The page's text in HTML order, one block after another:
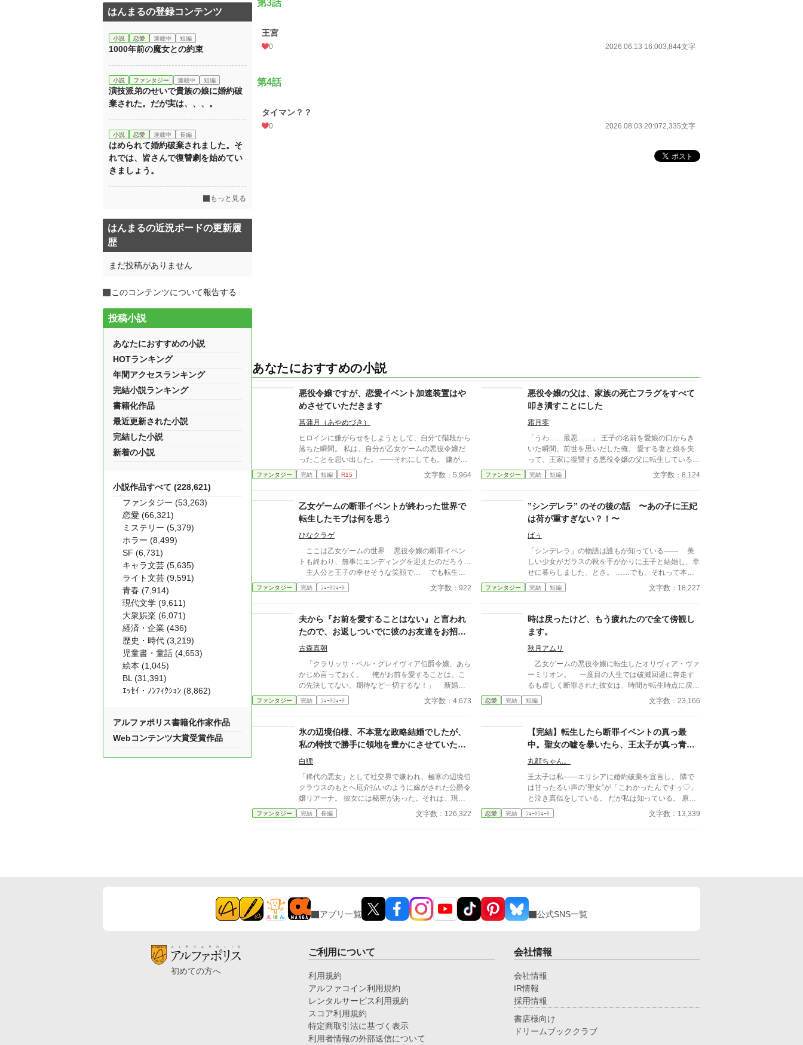
第3話
王宮
0 2026.06.13 16:003,844文字
第4話
タイマン？？
0 2026.08.03 20:072,335文字
あなたにおすすめの小説
悪役令嬢ですが、恋愛イベント加速装置はや
めさせていただきます
菖蒲月（あやめづき）
ヒロインに嫌がらせをしようとして、自分で階段から
落ちた瞬間。 私は、自分が乙女ゲームの悪役令嬢だ
ったことを思い出した。 ――それにしても。 嫌がら
せをする度に攻略対象達との仲が深まるなんて、こち
ら完全に“恋愛イベント加速装置”では？ そんな気持ち
結果、何故か周囲の様子が変わり始めて――。 ※
「小説家になろう」でも投稿しています。
ファンタジー 完結 短編 R15 文字数：5,964
悪役令嬢の父は、家族の死亡フラグをすべて
叩き潰すことにした
霜月零
「うわ……最悪……」 王子の名前を愛娘の口からき
いた瞬間、前世を思いだした俺。 愛する妻と娘を失
って、王家に復讐する悪役令嬢の父に転生していると
気づいてしまった。 気付いたなら、妻と娘の死亡フ
ラグは破壊するよ。 まだ二人とも生きてるからね。
載中
ファンタジー 完結 短編 文字数：8,124
乙女ゲームの断罪イベントが終わった世界で
転生したモブは何を思う
ひなクラゲ
ここは乙女ゲームの世界 悪役令嬢の断罪イベン
トも終わり、無事にエンディングを迎えたのだろう…
主人公と王子の幸せそうな笑顔で… でも転生者
であるモブは思う きっとこのまま幸福なまま終わ
る筈がないと…
ファンタジー 完結 ｼｮｰﾄｼｮｰﾄ 文字数：922
”シンデレラ” のその後の話 〜あの子に王妃
は荷が重すぎない？！〜
ばぅ
「シンデレラ」の物語は誰もが知っている—— 美
しい少女がガラスの靴を手がかりに王子と結婚し、幸
せに暮らしました、とさ。 ……でも、それって本当
にハッピーエンド？ 気がつけば、私は義理の姉と
してこの物語の中に転生していた。しかも、シンデレ
このままだと、エラ（シンデレラ）は確かに王子と
結婚するけど、その後待っているのは不幸な未来。王
宮での嫁いびり、王子の無関心、そして孤独——。
こんなエンディング、認められるわけない！ 私
は舞踏会をブッチして、魔法使いの弟子になった。エ
ラを救うために。だけど予想外の魔法の呪文、クセの
強すぎる師匠、そして最悪なことに……！？ エラ
の幸せを取り戻すため、義理姉のドタバタ救出劇が
今、幕を開ける！ 果たして本当のハッピーエンドは
ファンタジー 完結 短編 文字数：18,227
夫から『お前を愛することはない』と言われ
たので、お返しついでに彼のお友達をお招き
した結果。
古森真朝
「クラリッサ・ベル・グレイヴィア伯爵令嬢、あら
かじめ言っておく。 俺がお前を愛することは、こ
の先決してない。期待など一切するな！」 新婚初
日、花嫁に真っ向から言い放った新郎アドルフ。それ
に対して、クラリッサが返したのは―― ※ぬるいで
い。
ファンタジー 完結 ｼｮｰﾄｼｮｰﾄ 文字数：4,673
時は戻ったけど、もう疲れたので全て傍観し
ます。
秋月アムリ
乙女ゲームの悪役令嬢に転生したオリヴィア・ヴァ
ーミリオン。 一度目の人生では破滅回避に奔走す
るも虚しく断罪された彼女は、時間が転生時点に戻っ
た二度目の人生で、全てを諦めていた。 もう疲れ
た。どうせ無駄なら、せめて断罪の日まで穏やかに眠
観を決め込むオリヴィア。 だが、一周目では冷淡
だったはずの婚約者・セドリック王子が、なぜか彼女
に献身的な優しさを見せ、「今度こそ、私が君を守
る」と誓うのだ。 運命に抗う気力さえ失った令嬢
が、思いがけない波乱に巻き込まれていく。全てを諦
めたはずの人生で、彼女を待ち受ける未来とは──
恋愛 完結 短編 文字数：23,166
氷の辺境伯様、不本意な政略結婚でしたが、
私の特技で勝手に領地を豊かにさせていただ
きます！～おまけに義理の息子も懐いてきま
白狸
「稀代の悪女」として社交界で嫌われ、極寒の辺境伯
クラウスのもとへ厄介払いのように嫁がされた公爵令
嬢リアーナ。 彼女には秘密があった。それは、現代
日本で「凄腕の立体造形デザイナー」 だった前世の
記憶と、一度この嫁ぎ先で冷遇され、孤独の中で死を
特技である「緻密な設計とモノづくり（現代スキ
ル）」をフル活用。精巧な図面を引き、おもちゃを作
り、邸内の環境を劇的に改善していく。 その手腕と
ファンタジー 完結 長編 文字数：126,322
【完結】転生したら断罪イベントの真っ最
中。聖女の嘘を暴いたら、王太子が真っ青に
なりました
丸顔ちゃん。
王太子は私――エリシアに婚約破棄を宣言し、 隣で
は甘ったるい声の“聖女”が「こわかったんですぅ♡」
と泣き真似をしている。 だが私は知っている。 原作
では、この聖女こそが禁術で王太子の魔力を吸い取
り、 私に冤罪を着せて処刑へ追い込んだ張本人だ。
恋愛 完結 ｼｮｰﾄｼｮｰﾄ 文字数：13,339
はんまるの登録コンテンツ
小説 恋愛 連載中 短編
1000年前の魔女との約束
小説 ファンタジー 連載中 短編
演技派弟のせいで貴族の娘に婚約破
棄された。だが実は、、、。
小説 恋愛 連載中 長編
はめられて婚約破棄されました。そ
れでは、皆さんで復讐劇を始めてい
きましょう。
もっと見る
はんまるの近況ボードの更新履
歴
まだ投稿がありません
このコンテンツについて報告する
投稿小説
あなたにおすすめの小説
HOTランキング
年間アクセスランキング
完結小説ランキング
書籍化作品
最近更新された小説
完結した小説
新着の小説
小説作品すべて (228,621)
ファンタジー (53,263)
恋愛 (66,321)
ミステリー (5,379)
ホラー (8,499)
SF (6,731)
キャラ文芸 (5,635)
ライト文芸 (9,591)
青春 (7,914)
現代文学 (9,611)
大衆娯楽 (6,071)
経済・企業 (436)
歴史・時代 (3,219)
児童書・童話 (4,653)
絵本 (1,045)
BL (31,391)
ｴｯｾｲ・ﾉﾝﾌｨｸｼｮﾝ (8,862)
アルファポリス書籍化作家作品
Webコンテンツ大賞受賞作品
アプリ一覧 公式SNS一覧
初めての方へ
ご利用について
利用規約
アルファコイン利用規約
レンタルサービス利用規約
スコア利用規約
特定商取引法に基づく表示
利用者情報の外部送信について
会社情報
会社情報
IR情報
採用情報
書店様向け
ドリームブッククラブ